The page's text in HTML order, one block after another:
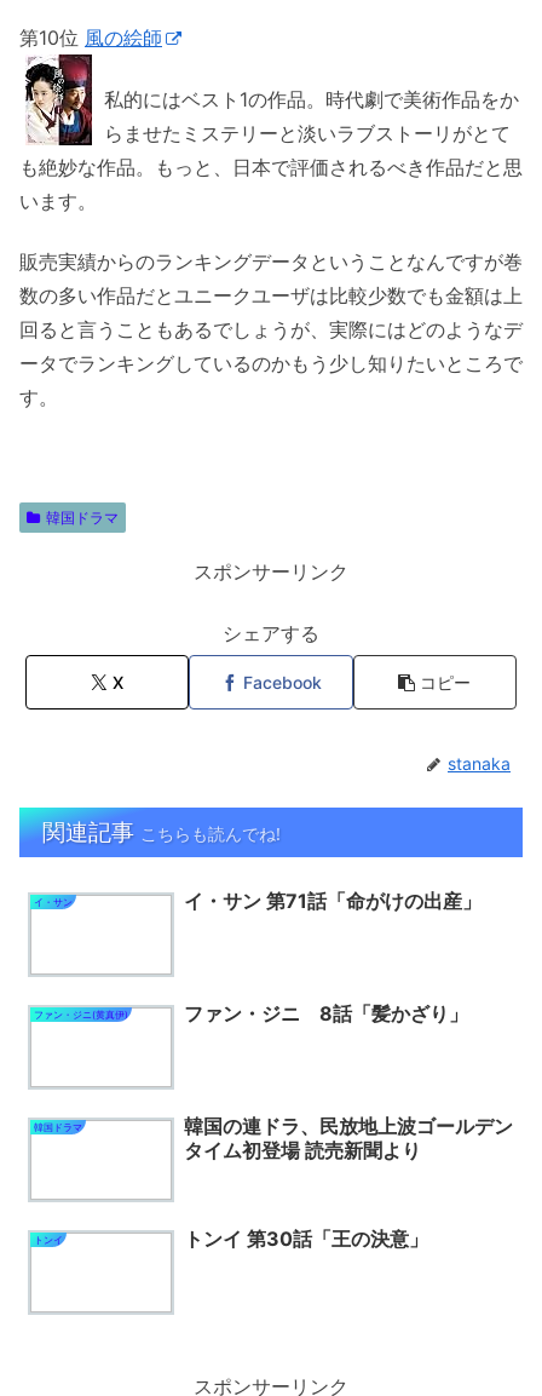
第10位 風の絵師
私的にはベスト1の作品。時代劇で美術作品をか
らませたミステリーと淡いラブストーリがとて
も絶妙な作品。もっと、日本で評価されるべき作品だと思
います。
販売実績からのランキングデータということなんですが巻
数の多い作品だとユニークユーザは比較少数でも金額は上
回ると言うこともあるでしょうが、実際にはどのようなデ
ータでランキングしているのかもう少し知りたいところで
す。
韓国ドラマ
スポンサーリンク
シェアする
X Facebook コピー
stanaka
関連記事 こちらも読んでね!
イ・サン イ・サン 第71話「命がけの出産」
ファン・ジニ(黄真伊) ファン・ジニ 8話「髪かざり」
韓国ドラマ
韓国の連ドラ、民放地上波ゴールデン
タイム初登場 読売新聞より
トンイ トンイ 第30話「王の決意」
スポンサーリンク